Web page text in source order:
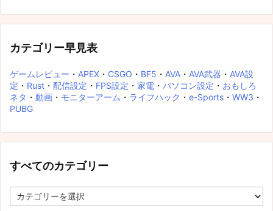
カテゴリー早見表
ゲームレビュー ・ APEX ・ CSGO ・ BF5 ・ AVA ・ AVA武器 ・ AVA設
定 ・ Rust ・ 配信設定 ・ FPS設定 ・ 家電 ・ パソコン設定 ・ おもしろ
ネタ ・ 動画 ・ モニターアーム ・ ライフハック ・ e-Sports ・ WW3 ・
PUBG
すべてのカテゴリー
べ